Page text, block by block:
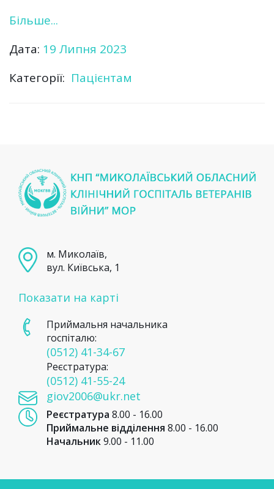
Більше...
Дата: 19 Липня 2023
Категорії: Пацієнтам
м. Миколаїв,
вул. Київська, 1
Показати на карті
Приймальня начальника
госпіталю:
(0512) 41-34-67
Реєстратура:
(0512) 41-55-24
giov2006@ukr.net
Реєстратура 8.00 - 16.00
Приймальне відділення 8.00 - 16.00
Начальник9.00 - 11.00